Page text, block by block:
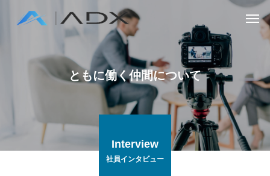
ともに働く仲間について
Interview
社員インタビュー